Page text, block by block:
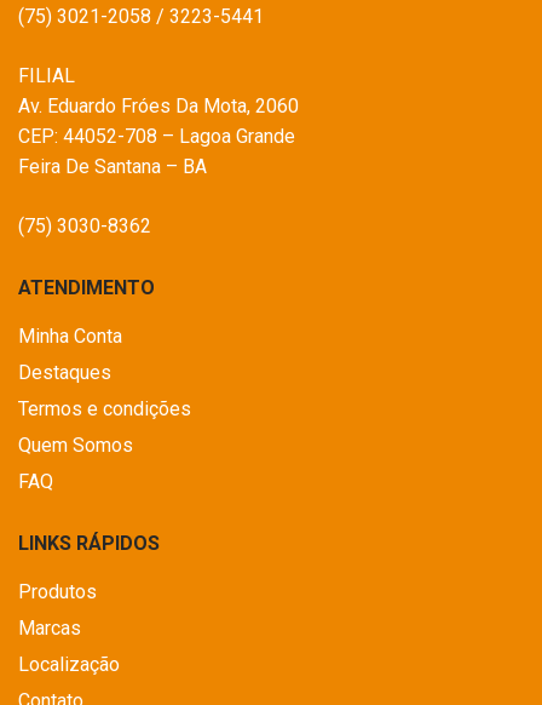
(75) 3021-2058 / 3223-5441
FILIAL
Av. Eduardo Fróes Da Mota, 2060
CEP: 44052-708 – Lagoa Grande
Feira De Santana – BA
(75) 3030-8362
ATENDIMENTO
Minha Conta
Destaques
Termos e condições
Quem Somos
FAQ
LINKS RÁPIDOS
Produtos
Marcas
Localização